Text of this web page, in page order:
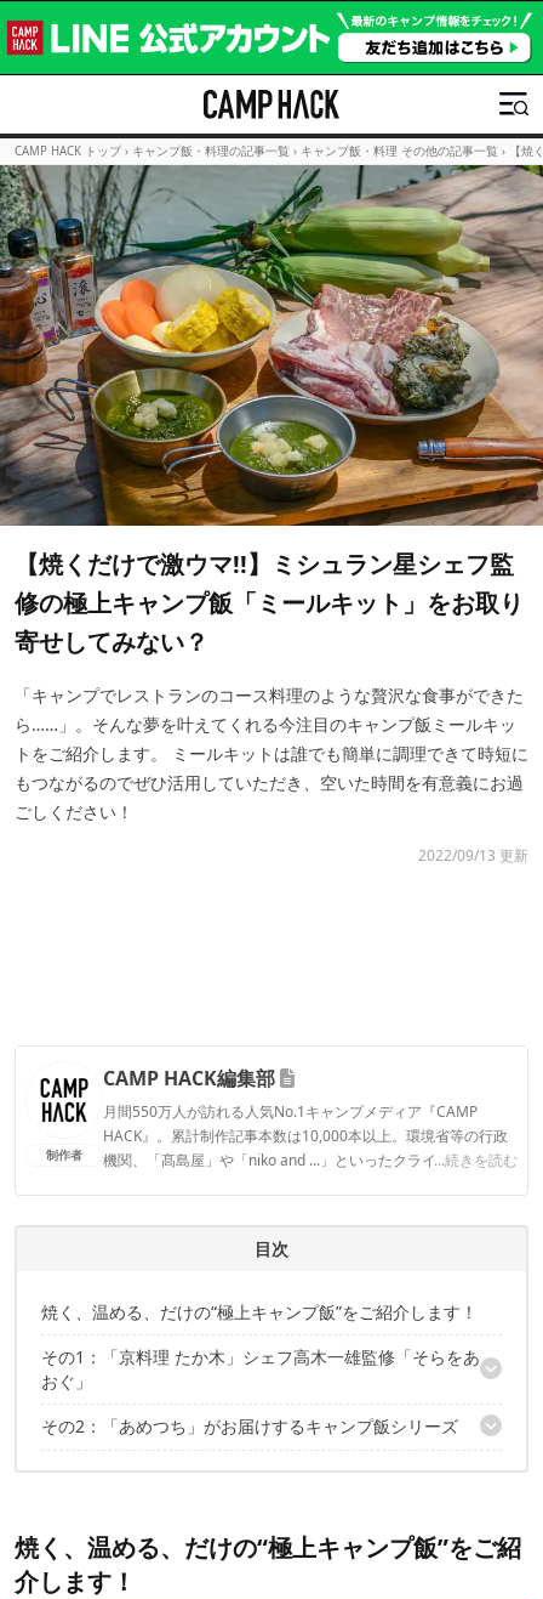
CAMP HACK トップ › キャンプ飯・料理の記事一覧 › キャンプ飯・料理 その他の記事一覧 › 【
【焼くだけで激ウマ!!】ミシュラン星シェフ監
修の極上キャンプ飯「ミールキット」をお取り
寄せしてみない？
「キャンプでレストランのコース料理のような贅沢な食事ができた
ら……」。そんな夢を叶えてくれる今注目のキャンプ飯ミールキッ
トをご紹介します。 ミールキットは誰でも簡単に調理できて時短に
もつながるのでぜひ活用していただき、空いた時間を有意義にお過
ごしください！
2022/09/13 更新
制作者
CAMP HACK編集部
月間550万人が訪れる人気No.1キャンプメディア『CAMP
HACK』。累計制作記事本数は10,000本以上。環境省等の行政
機関、「髙島屋」や「niko and ...」といったクライアントとの
...続きを読む
CAMP HACK編集部のプロフィール
目次
焼く、温める、だけの“極上キャンプ飯”をご紹介します！
その1：「京料理 たか木」シェフ高木一雄監修「そらをあ
おぐ」
オリジナル麹でジューシーに仕上げた極上お肉
その2：「あめつち」がお届けするキャンプ飯シリーズ
贅沢ミールキットで時短＆おいしいキャンプ飯を！
焼く、温める、だけの“極上キャンプ飯”をご紹
介します！